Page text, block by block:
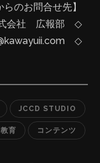
【本件に関する報道関係者からのお問合せ先】
◇ 華和結ホールディングス株式会社 広報部
◇ メールアドレス：press@kawayuii.com
JCCD STUDIO
コンテンツ
教育